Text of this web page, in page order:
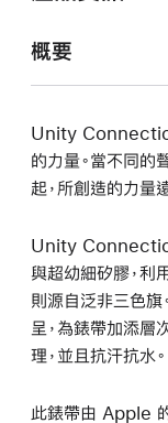
概要
Unity
的力量。當不同的
起，所創造的力量
Unity
與超幼細矽膠，利
則源自泛非三色旗
呈，為錶帶加添層
理，並且抗汗抗水。
此錶帶由 Apple